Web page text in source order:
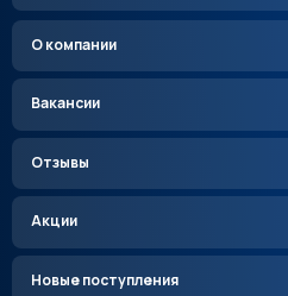
О компании
Вакансии
Отзывы
Акции
Новые поступления